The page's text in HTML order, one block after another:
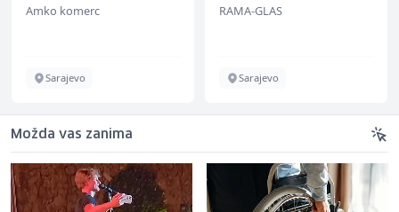
Amko komerc
Sarajevo
RAMA-GLAS
Sarajevo
Možda vas zanima